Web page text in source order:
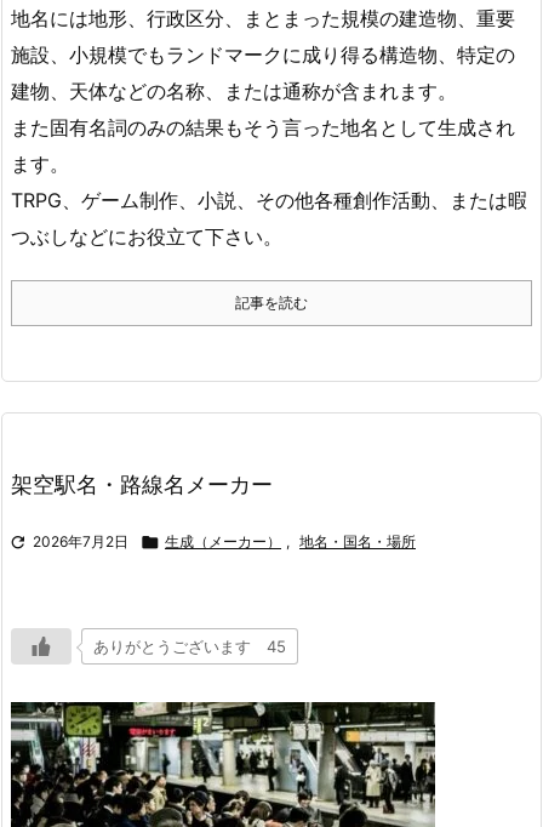
地名には地形、行政区分、まとまった規模の建造物、重要
施設、小規模でもランドマークに成り得る構造物、特定の
建物、天体などの名称、または通称が含まれます。
また固有名詞のみの結果もそう言った地名として生成され
ます。
TRPG、ゲーム制作、小説、その他各種創作活動、または暇
つぶしなどにお役立て下さい。
記事を読む
架空駅名・路線名メーカー
 2026年7月2日  生成（メーカー） , 地名・国名・場所
ありがとうございます 45